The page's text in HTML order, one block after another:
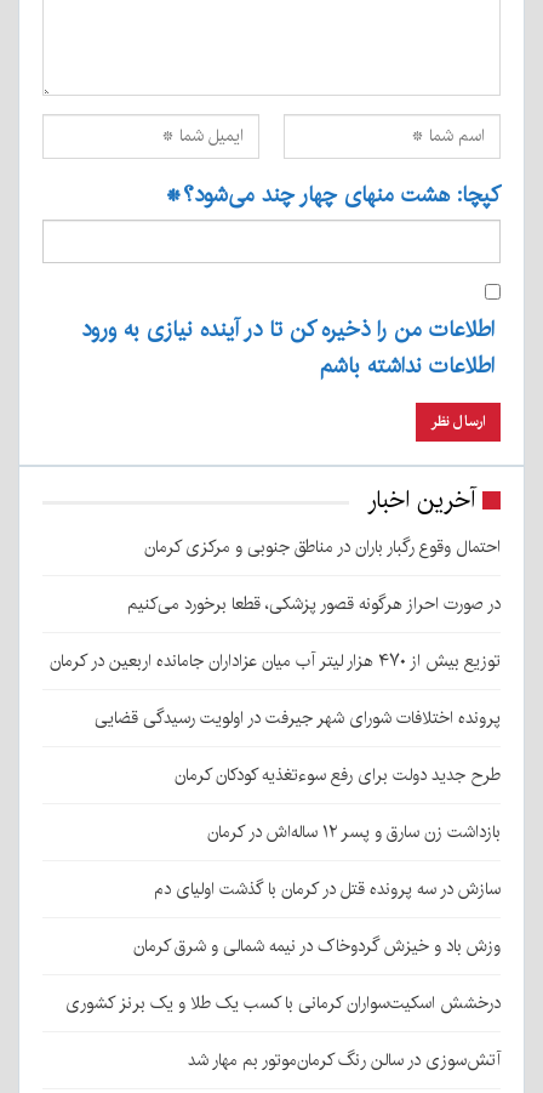
کپچا: هشت منهای چهار چند می‌شود؟*
اطلاعات من را ذخیره کن تا در آینده نیازی به ورود
اطلاعات نداشته باشم
آخرین اخبار
احتمال وقوع رگبار باران در مناطق جنوبی و مرکزی کرمان
در صورت احراز هرگونه قصور پزشکی، قطعا برخورد می‌کنیم
توزیع بیش از ۴۷۰ هزار لیتر آب میان عزاداران جامانده اربعین در کرمان
پرونده اختلافات شورای شهر جیرفت در اولویت رسیدگی قضایی
طرح جدید دولت برای رفع سوءتغذیه کودکان کرمان
بازداشت زن سارق و پسر ۱۲ ساله‌اش در کرمان
سازش در سه پرونده قتل در کرمان با گذشت اولیای دم
وزش باد و خیزش گردوخاک در نیمه شمالی و شرق کرمان
درخشش اسکیت‌سواران کرمانی با کسب یک طلا و یک برنز کشوری
آتش‌سوزی در سالن رنگ کرمان‌موتور بم مهار شد